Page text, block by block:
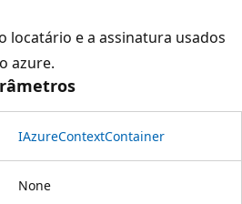
locatário e a assinatura usados
azure.
IAzureContextContainer
None